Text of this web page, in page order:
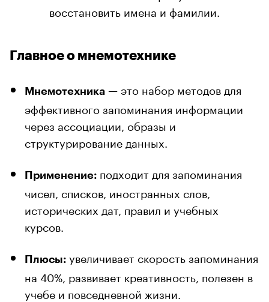
восстановить имена и фамилии.
Главное о мнемотехнике
Мнемотехника — это набор методов для
эффективного запоминания информации
через ассоциации, образы и
структурирование данных.
Применение: подходит для запоминания
чисел, списков, иностранных слов,
исторических дат, правил и учебных
курсов.
Плюсы: увеличивает скорость запоминания
на 40%, развивает креативность, полезен в
учебе и повседневной жизни.